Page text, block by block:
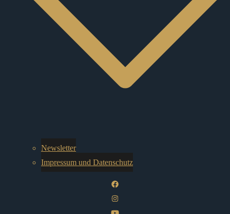
Newsletter
Impressum und Datenschutz